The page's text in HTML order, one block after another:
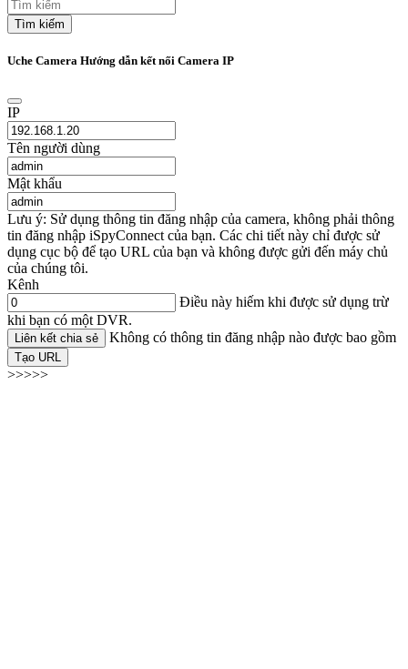
Tìm kiếm
Uche Camera Hướng dẫn kết nối Camera IP
IP
Tên người dùng
Mật khẩu
Lưu ý: Sử dụng thông tin đăng nhập của camera, không phải thông
tin đăng nhập iSpyConnect của bạn. Các chi tiết này chỉ được sử
dụng cục bộ để tạo URL của bạn và không được gửi đến máy chủ
của chúng tôi.
Kênh
Điều này hiếm khi được sử dụng trừ
khi bạn có một DVR.
Liên kết chia sẻ Không có thông tin đăng nhập nào được bao gồm
Tạo URL
>>>>>